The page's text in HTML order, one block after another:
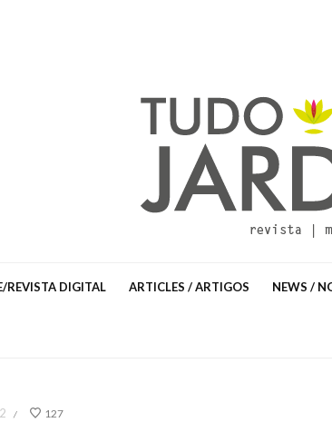
REVISTA DIGITAL ARTICLES / ARTIGOS NEWS /
/ 127